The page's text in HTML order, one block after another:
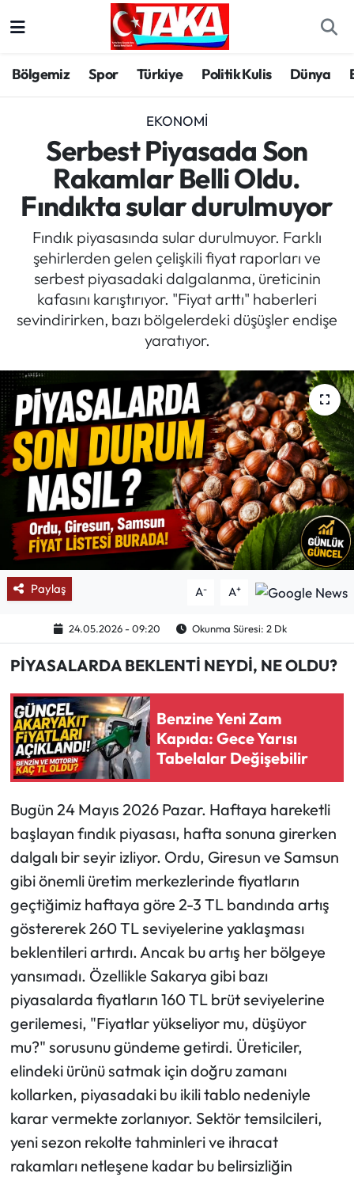
Bölgemiz Spor Türkiye Politik Kulis Dünya
EKONOMI
Serbest Piyasada Son
Rakamlar Belli Oldu.
Fındıkta sular durulmuyor
Fındık piyasasında sular durulmuyor. Farklı
şehirlerden gelen çelişkili fiyat raporları ve
serbest piyasadaki dalgalanma, üreticinin
kafasını karıştırıyor. "Fiyat arttı" haberleri
sevindirirken, bazı bölgelerdeki düşüşler endişe
yaratıyor.
Paylaş A- A+
24.05.2026 - 09:20 Okunma Süresi: 2 Dk
PİYASALARDA BEKLENTİ NEYDİ, NE OLDU?
Benzine Yeni Zam
Kapıda: Gece Yarısı
Tabelalar Değişebilir
Bugün 24 Mayıs 2026 Pazar. Haftaya hareketli
başlayan fındık piyasası, hafta sonuna girerken
dalgalı bir seyir izliyor. Ordu, Giresun ve Samsun
gibi önemli üretim merkezlerinde fiyatların
geçtiğimiz haftaya göre 2-3 TL bandında artış
göstererek 260 TL seviyelerine yaklaşması
beklentileri artırdı. Ancak bu artış her bölgeye
yansımadı. Özellikle Sakarya gibi bazı
piyasalarda fiyatların 160 TL brüt seviyelerine
gerilemesi, "Fiyatlar yükseliyor mu, düşüyor
mu?" sorusunu gündeme getirdi. Üreticiler,
elindeki ürünü satmak için doğru zamanı
kollarken, piyasadaki bu ikili tablo nedeniyle
karar vermekte zorlanıyor. Sektör temsilcileri,
yeni sezon rekolte tahminleri ve ihracat
rakamları netleşene kadar bu belirsizliğin
Spor
Türkiye
Kültür/Sanat
Politika
Politik Kulis
Dünya
Röportaj
Manşet
Köşe Yazıları
Karikatür Galeri
BIK
ASTROLOJİ
Spor Yazıları
Mektup Galeri
Ekonomi
Sağlık
Turizm
Teknoloji
Trabzon Hava Durumu
Trabzon Trafik Yoğunluk Haritası
Süper Lig Puan Durumu ve Fikstür
Tüm Manşetler
Son Dakika Haberleri
Haber Arşivi